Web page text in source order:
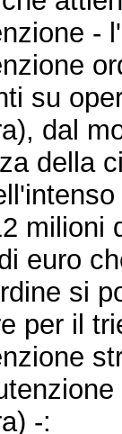
-
su
dal
della
milioni
euro
si
per il
-: